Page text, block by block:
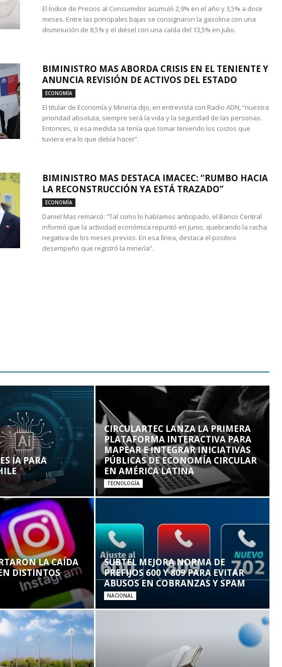
El Índice de Precios al Consumidor acumuló 2,9% en el año y 3,5% a doce
meses. Entre las principales bajas se consignaron la gasolina con una
disminución de 8,5% y el diésel con una caída del 13,5% en julio.
BIMINISTRO MAS ABORDA CRISIS EN EL TENIENTE Y
ANUNCIA REVISIÓN DE ACTIVOS DEL ESTADO
ECONOMÍA
El titular de Economía y Minería dijo, en entrevista con Radio ADN, “nuestra
prioridad absoluta, siempre será la vida y la seguridad de las personas.
Entonces, si esa medida se tenía que tomar teniendo los costos que
tuviera era lo que debía hacer”.
BIMINISTRO MAS DESTACA IMACEC: “RUMBO HACIA
LA RECONSTRUCCIÓN YA ESTÁ TRAZADO”
ECONOMÍA
Daniel Mas remarcó: “Tal como lo habíamos anticipado, el Banco Central
informó que la actividad económica repuntó en junio, quebrando la racha
negativa de los meses previos. En esa línea, destaca el positivo
desempeño que registró la minería”.
IA PARA
CIRCULARTEC LANZA LA PRIMERA
PLATAFORMA INTERACTIVA PARA
MAPEAR E INTEGRAR INICIATIVAS
PÚBLICAS DE ECONOMÍA CIRCULAR
EN AMÉRICA LATINA
TECNOLOGÍA
LA CAÍDA
DISTINTOS
SUBTEL MEJORA NORMA DE
PREFIJOS 600 Y 809 PARA EVITAR
ABUSOS EN COBRANZAS Y SPAM
NACIONAL